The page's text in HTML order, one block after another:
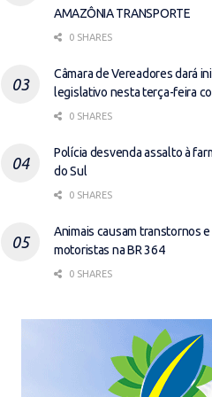
AMAZÔNIA TRANSPORTE
0 SHARES
Câmara de Vereadores dará
legislativo nesta terça-feira
0 SHARES
Polícia desvenda assalto à
do Sul
0 SHARES
Animais causam transtornos
motoristas na BR 364
0 SHARES